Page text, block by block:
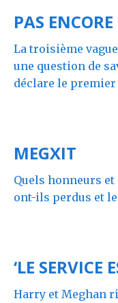
PAS ENCORE
La troisième
une question de
déclare le premier
MEGXIT
Quels honneurs
ont-ils perdus et
‘LE SERVICE
Harry et Meghan